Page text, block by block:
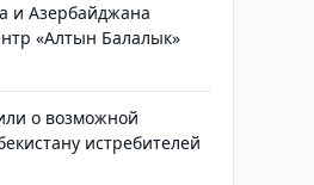
и Азербайджана
«Алтын Балалык»
о возможной
истребителей